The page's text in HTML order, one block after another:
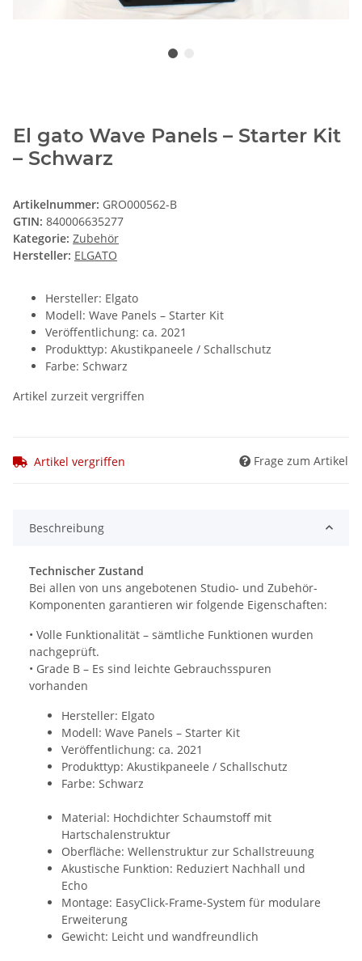
El gato Wave Panels – Starter Kit
– Schwarz
Artikelnummer: GRO000562-B
GTIN: 840006635277
Kategorie: Zubehör
Hersteller: ELGATO
Hersteller: Elgato
Modell: Wave Panels – Starter Kit
Veröffentlichung: ca. 2021
Produkttyp: Akustikpaneele / Schallschutz
Farbe: Schwarz
Artikel zurzeit vergriffen
Artikel vergriffen Frage zum Artikel
Beschreibung
Technischer Zustand
Bei allen von uns angebotenen Studio- und Zubehör-
Komponenten garantieren wir folgende Eigenschaften:
• Volle Funktionalität – sämtliche Funktionen wurden
nachgeprüft.
• Grade B – Es sind leichte Gebrauchsspuren
vorhanden
Hersteller: Elgato
Modell: Wave Panels – Starter Kit
Veröffentlichung: ca. 2021
Produkttyp: Akustikpaneele / Schallschutz
Farbe: Schwarz
Material: Hochdichter Schaumstoff mit
Hartschalenstruktur
Oberfläche: Wellenstruktur zur Schallstreuung
Akustische Funktion: Reduziert Nachhall und
Echo
Montage: EasyClick-Frame-System für modulare
Erweiterung
Gewicht: Leicht und wandfreundlich